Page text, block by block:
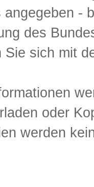
-
des
Sie sich mit
oder
werden